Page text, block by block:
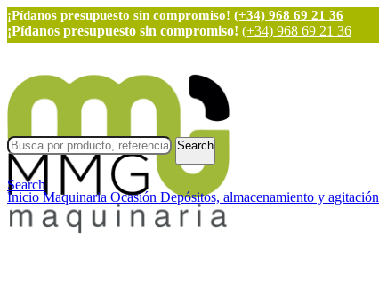
¡Pídanos presupuesto sin compromiso! (+34) 968 69 21 36
¡Pídanos presupuesto sin compromiso! (+34) 968 69 21 36
Search
Search
Inicio Maquinaria Ocasión Depósitos, almacenamiento y agitación